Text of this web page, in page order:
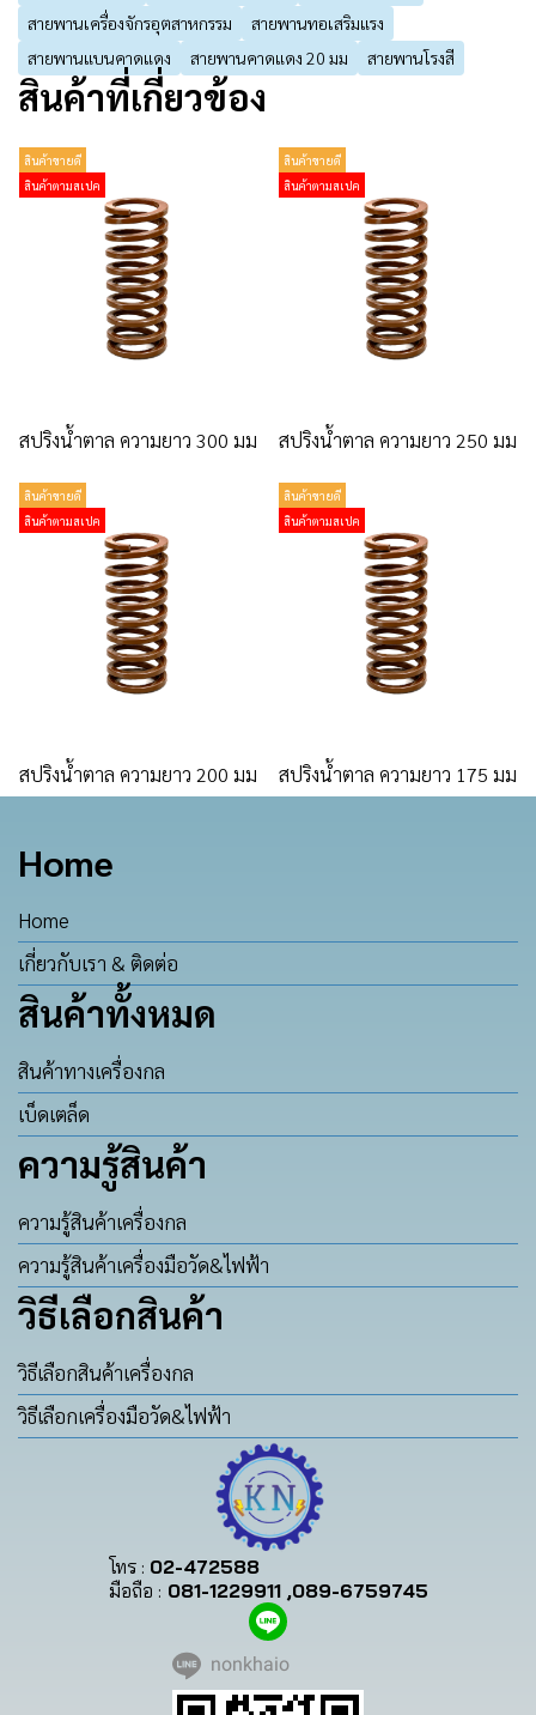
สายพานเครื่องจักรอุตสาหกรรม
สายพานทอเสริมแรง
สายพานแบนคาดแดง
สายพานคาดแดง 20 มม สายพานโรงสี
สินค้าที่เกี่ยวข้อง
สินค้าขายดี
สินค้าตามสเปค
สปริงน้ำตาล ความยาว 300 มม
สินค้าขายดี
สินค้าตามสเปค
สปริงน้ำตาล ความยาว 250 มม
สินค้าขายดี
สินค้าตามสเปค
สปริงน้ำตาล ความยาว 200 มม
สินค้าขายดี
สินค้าตามสเปค
สปริงน้ำตาล ความยาว 175 มม
Home
Home
เกี่ยวกับเรา & ติดต่อ
สินค้าทั้งหมด
สินค้าทางเครื่องกล
เบ็ดเตล็ด
ความรู้สินค้า
ความรู้สินค้าเครื่องกล
ความรู้สินค้าเครื่องมือวัด&ไฟฟ้า
วิธีเลือกสินค้า
วิธีเลือกสินค้าเครื่องกล
วิธีเลือกเครื่องมือวัด&ไฟฟ้า
โทร : 02-472588
มือถือ : 081-1229911 ,089-6759745
nonkhaio